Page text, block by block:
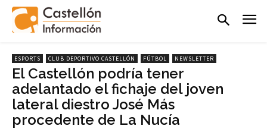
ESPORTS CLUB DEPORTIVO CASTELLÓN FÚTBOL NEWSLETTER
El Castellón podría tener
adelantado el fichaje del joven
lateral diestro José Más
procedente de La Nucía